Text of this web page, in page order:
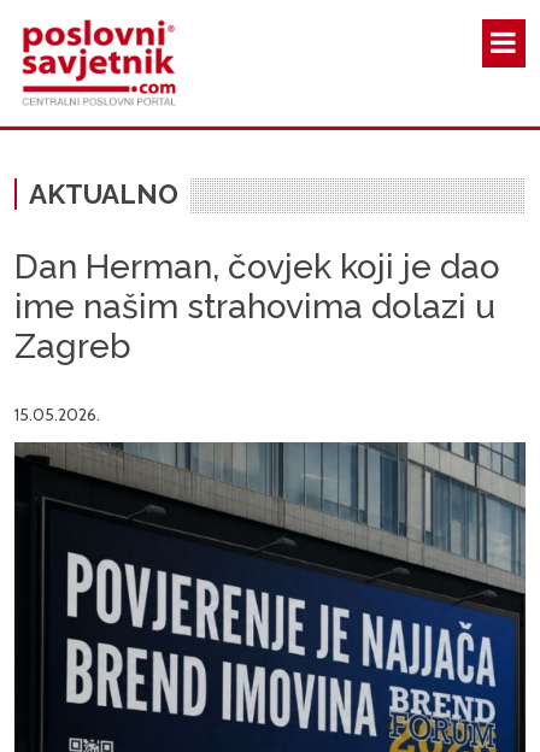
AKTUALNO
Dan Herman, čovjek koji je dao
ime našim strahovima dolazi u
Zagreb
15.05.2026.